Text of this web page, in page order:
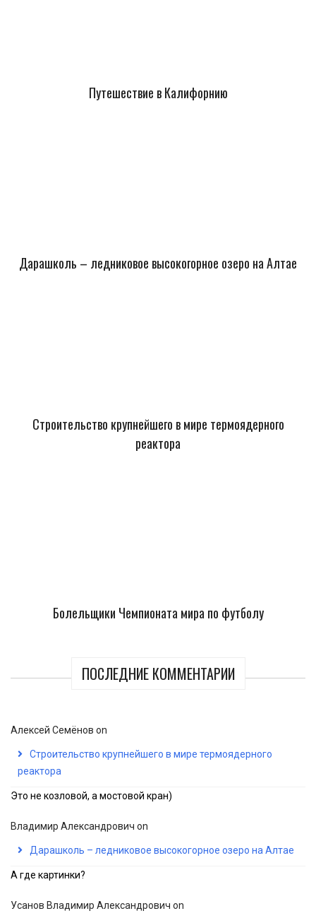
Путешествие в Калифорнию
Дарашколь – ледниковое высокогорное озеро на Алтае
Строительство крупнейшего в мире термоядерного
реактора
Болельщики Чемпионата мира по футболу
ПОСЛЕДНИЕ КОММЕНТАРИИ
Алексей Семёнов on
Строительство крупнейшего в мире термоядерного
реактора
Это не козловой, а мостовой кран)
Владимир Александрович on
Дарашколь – ледниковое высокогорное озеро на Алтае
А где картинки?
Усанов Владимир Александрович on